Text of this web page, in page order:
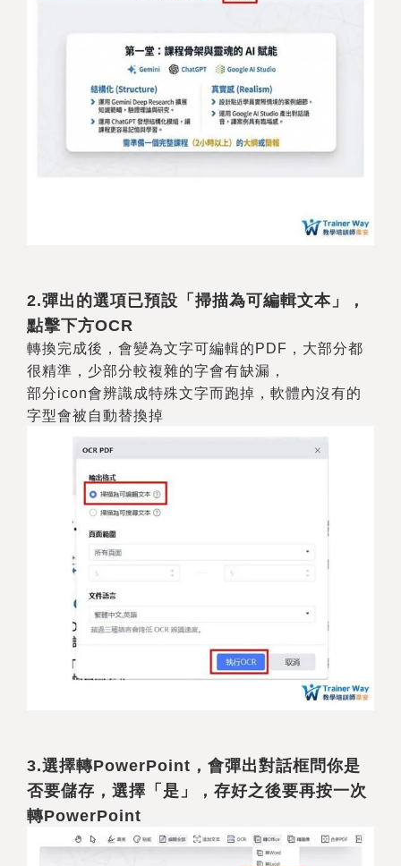
2.彈出的選項已預設「掃描為可編輯文本」，
點擊下方OCR
轉換完成後，會變為文字可編輯的PDF，大部分都
很精準，少部分較複雜的字會有缺漏，
部分icon會辨識成特殊文字而跑掉，軟體內沒有的
字型會被自動替換掉
3.選擇轉PowerPoint，會彈出對話框問你是
否要儲存，選擇「是」，存好之後要再按一次
轉PowerPoint